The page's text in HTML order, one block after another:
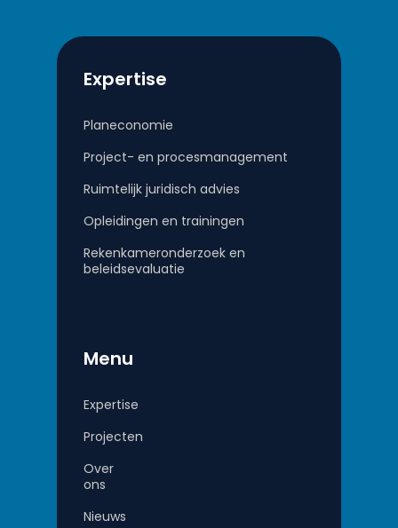
Expertise
Planeconomie
Project- en procesmanagement
Ruimtelijk juridisch advies
Opleidingen en trainingen
Rekenkameronderzoek en
beleidsevaluatie
Menu
Expertise
Projecten
Over
ons
Nieuws